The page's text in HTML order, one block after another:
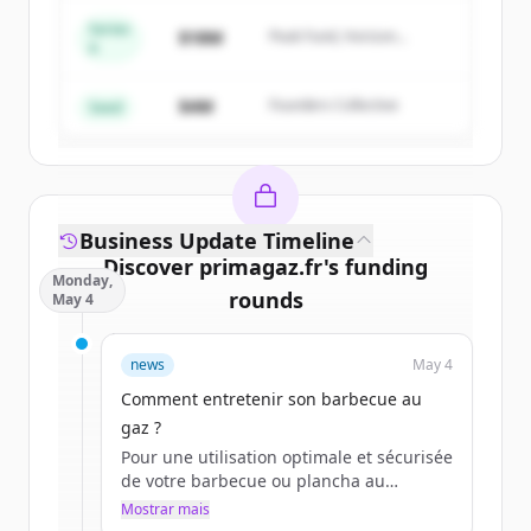
Create Free Account
Já tem uma conta? Entrar
Series
$18M
Peak Fund, Horizon
Seed $4M Founders Collective
Discover primagaz.fr's funding
rounds
Sign up for free to view allfunding
rounds
New accounts include trial credits to
Create Free Account
Business Update Timeline
Monday,
May 4
news May 4
Comment entretenir son barbecue au
gaz ?
Pour une utilisation optimale et sécurisée
de votre barbecue ou plancha au
quotidien, l’entretien est primordial.
Mostrar mais